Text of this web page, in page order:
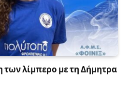
των λίμπερο με τη Δήμητρα